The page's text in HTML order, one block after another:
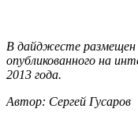
В дайджесте
опубликованного на
2013 года.
Автор: Сергей Гусаров